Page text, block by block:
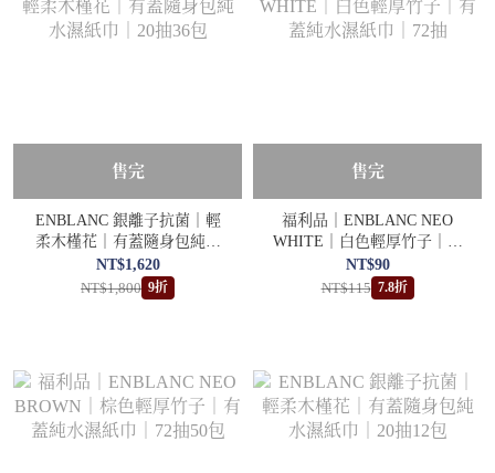
售完
ENBLANC 銀離子抗菌｜輕
柔木槿花｜有蓋隨身包純水
濕紙巾｜20抽36包
NT$1,620
NT$1,800 9折
售完
福利品｜ENBLANC NEO
WHITE｜白色輕厚竹子｜有
蓋純水濕紙巾｜72抽
NT$90
NT$115 7.8折